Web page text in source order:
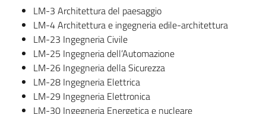
LM-3 Architettura del paesaggio
LM-4 Architettura e ingegneria edile-architettura
LM-23 Ingegneria Civile
LM-25 Ingegneria dell’Automazione
LM-26 Ingegneria della Sicurezza
LM-28 Ingegneria Elettrica
LM-29 Ingegneria Elettronica
LM-30 Ingegneria Energetica e nucleare